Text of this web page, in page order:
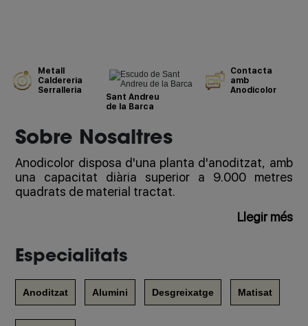
Metall
Caldereria
Serralleria
Sant Andreu
de la Barca
Contacta
amb
Anodicolor
Sobre Nosaltres
Anodicolor disposa d'una planta d'anoditzat, amb
una capacitat diària superior a 9.000 metres
quadrats de material tractat.
Llegir més
Especialitats
Anoditzat Alumini Desgreixatge Matisat